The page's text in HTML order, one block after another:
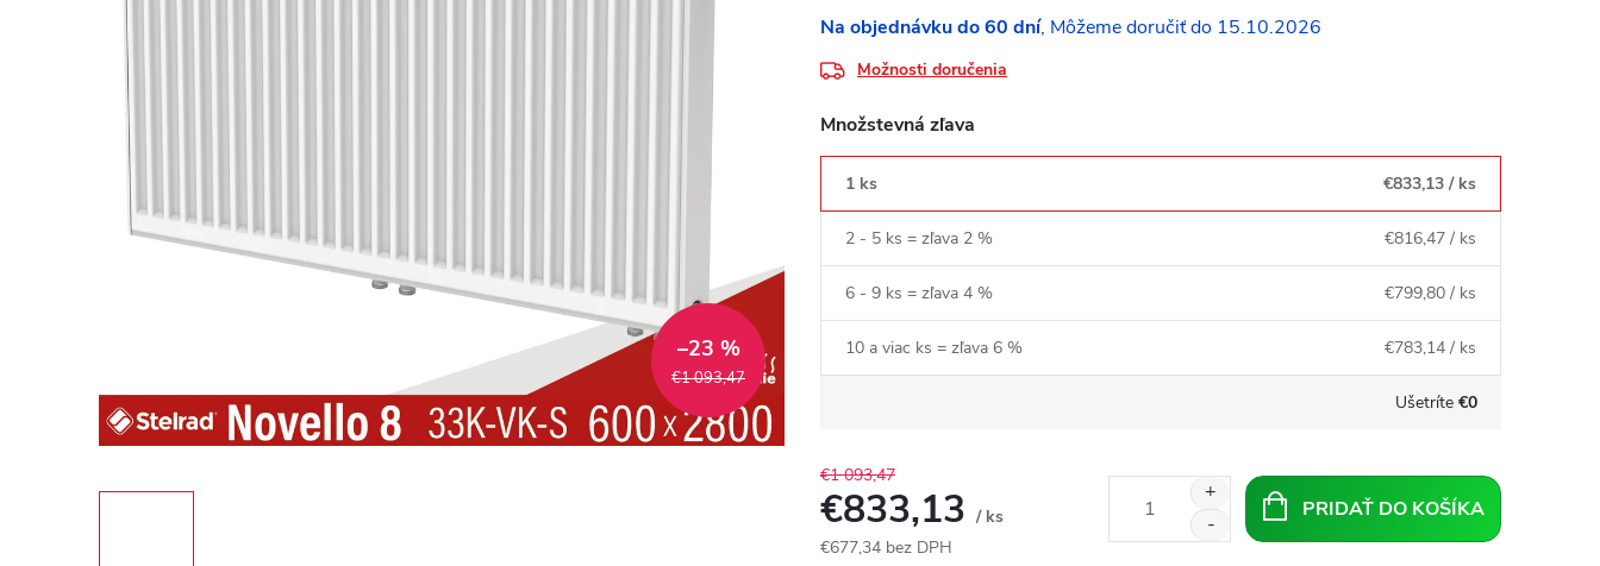
€1 093,47
–23 %
Na objednávku do 60 dní 15.10.2026
Možnosti doručenia
Množstevná zľava
1 ks €833,13 / ks
2 - 5 ks = zľava 2 % €816,47 / ks
6 - 9 ks = zľava 4 % €799,80 / ks
10 a viac ks = zľava 6 % €783,14 / ks
Ušetríte €0
€1 093,47
€833,13 / ks
€677,34 bez DPH
PRIDAŤ DO KOŠÍKA